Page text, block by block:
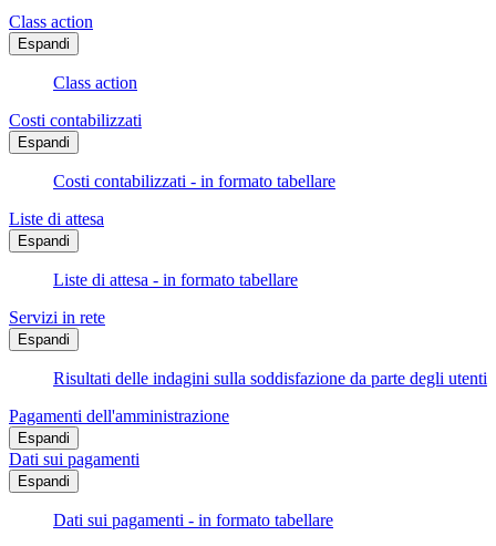
Class action
Espandi
Class action
Costi contabilizzati
Espandi
Costi contabilizzati - in formato tabellare
Liste di attesa
Espandi
Liste di attesa - in formato tabellare
Servizi in rete
Espandi
Risultati delle indagini sulla soddisfazione da parte degli utenti
Pagamenti dell'amministrazione
Espandi
Dati sui pagamenti
Espandi
Dati sui pagamenti - in formato tabellare